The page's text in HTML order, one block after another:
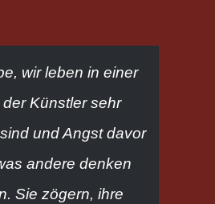
wir leben in einer
Künstler sehr
und Angst davor
andere denken
Sie zögern, ihre